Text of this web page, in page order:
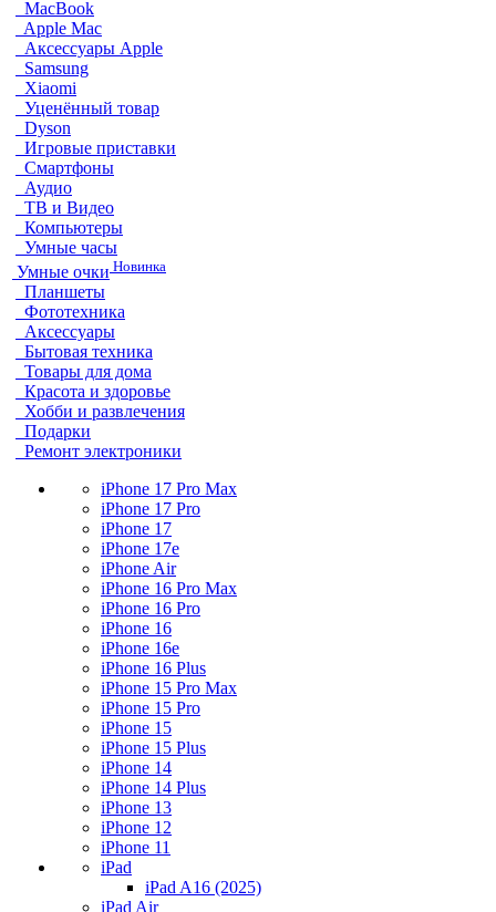
MacBook
Apple Mac
Аксессуары Apple
Samsung
Xiaomi
Уценённый товар
Dyson
Игровые приставки
Смартфоны
Аудио
ТВ и Видео
Компьютеры
Умные часы
Умные очки Новинка
Планшеты
Фототехника
Аксессуары
Бытовая техника
Товары для дома
Красота и здоровье
Хобби и развлечения
Подарки
Ремонт электроники
iPhone 17 Pro Max
iPhone 17 Pro
iPhone 17
iPhone 17e
iPhone Air
iPhone 16 Pro Max
iPhone 16 Pro
iPhone 16
iPhone 16e
iPhone 16 Plus
iPhone 15 Pro Max
iPhone 15 Pro
iPhone 15
iPhone 15 Plus
iPhone 14
iPhone 14 Plus
iPhone 13
iPhone 12
iPhone 11
iPad
iPad A16 (2025)
iPad Air